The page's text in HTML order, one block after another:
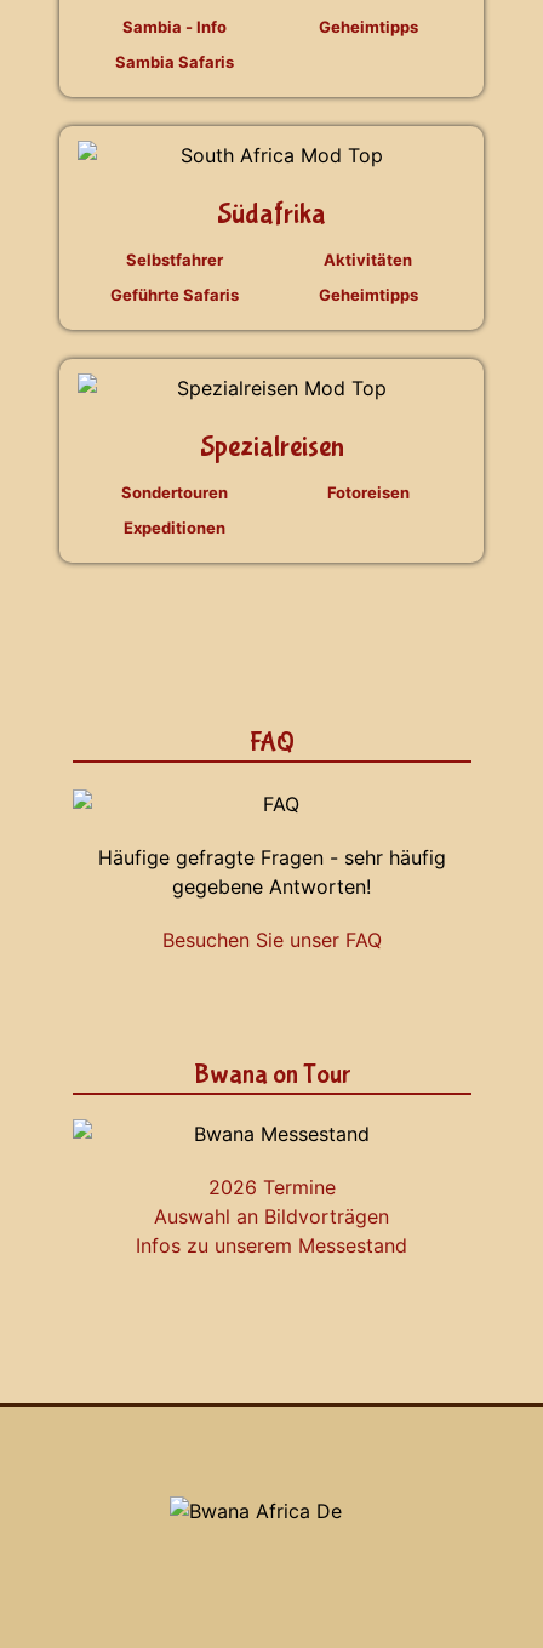
Sambia - Info
Sambia Safaris
Geheimtipps
Südafrika
Selbstfahrer
Geführte Safaris
Aktivitäten
Geheimtipps
Spezialreisen
Sondertouren
Expeditionen
Fotoreisen
FAQ
Häufige gefragte Fragen - sehr häufig
gegebene Antworten!
Besuchen Sie unser FAQ
Bwana on Tour
2026 Termine
Auswahl an Bildvorträgen
Infos zu unserem Messestand